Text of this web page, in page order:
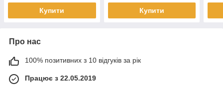
Купити Купити
Про нас
100% позитивних з 10 відгуків за рік
Працює з 22.05.2019